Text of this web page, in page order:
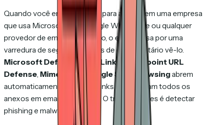
Quando você envia um email para alguém em uma empresa
que usa Microsoft 365, Google Workspace ou qualquer
provedor de email corporativo, o email passa por uma
varredura de segurança antes de o destinatário vê-lo.
Microsoft Defender SafeLinks
Proofpoint URL
Defense, Mimecaste Google Safe Browsingabrem
automaticamente todos os links e escaneiam todos os
anexos em emails recebidos. O trabalho deles é detectar
phishing e malware.